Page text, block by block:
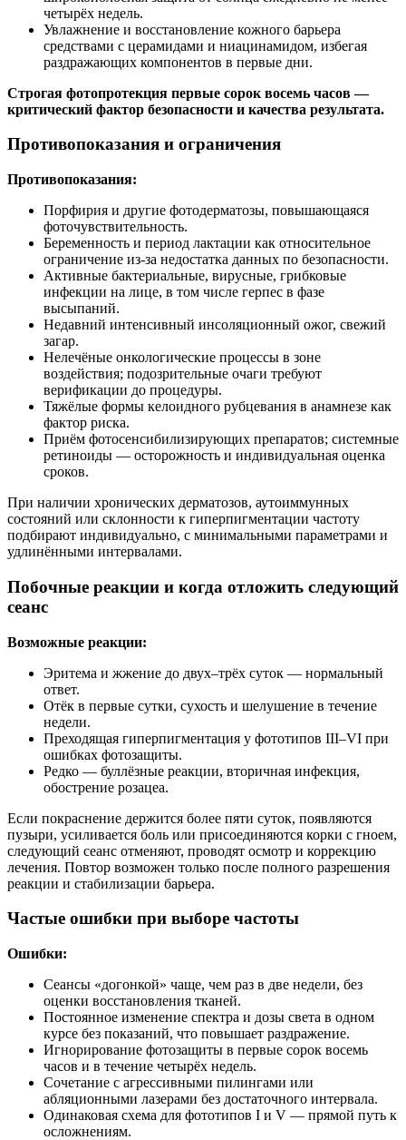
четырёх недель.
Увлажнение и восстановление кожного барьера
средствами с церамидами и ниацинамидом, избегая
раздражающих компонентов в первые дни.
Строгая фотопротекция первые сорок восемь часов —
критический фактор безопасности и качества результата.
Противопоказания и ограничения
Противопоказания:
Порфирия и другие фотодерматозы, повышающаяся
фоточувствительность.
Беременность и период лактации как относительное
ограничение из‑за недостатка данных по безопасности.
Активные бактериальные, вирусные, грибковые
инфекции на лице, в том числе герпес в фазе
высыпаний.
Недавний интенсивный инсоляционный ожог, свежий
загар.
Нелечёные онкологические процессы в зоне
воздействия; подозрительные очаги требуют
верификации до процедуры.
Тяжёлые формы келоидного рубцевания в анамнезе как
фактор риска.
Приём фотосенсибилизирующих препаратов; системные
ретиноиды — осторожность и индивидуальная оценка
сроков.
При наличии хронических дерматозов, аутоиммунных
состояний или склонности к гиперпигментации частоту
подбирают индивидуально, с минимальными параметрами и
удлинёнными интервалами.
Побочные реакции и когда отложить следующий
сеанс
Возможные реакции:
Эритема и жжение до двух–трёх суток — нормальный
ответ.
Отёк в первые сутки, сухость и шелушение в течение
недели.
Преходящая гиперпигментация у фототипов III–VI при
ошибках фотозащиты.
Редко — буллёзные реакции, вторичная инфекция,
обострение розацеа.
Если покраснение держится более пяти суток, появляются
пузыри, усиливается боль или присоединяются корки с гноем,
следующий сеанс отменяют, проводят осмотр и коррекцию
лечения. Повтор возможен только после полного разрешения
реакции и стабилизации барьера.
Частые ошибки при выборе частоты
Ошибки:
Сеансы «догонкой» чаще, чем раз в две недели, без
оценки восстановления тканей.
Постоянное изменение спектра и дозы света в одном
курсе без показаний, что повышает раздражение.
Игнорирование фотозащиты в первые сорок восемь
часов и в течение четырёх недель.
Сочетание с агрессивными пилингами или
абляционными лазерами без достаточного интервала.
Одинаковая схема для фототипов I и V — прямой путь к
осложнениям.